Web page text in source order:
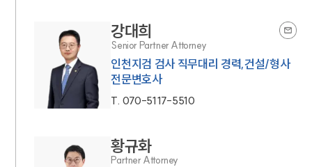
강대희
Senior Partner Attorney
인천지검 검사 직무대리 경력,건설/형사
전문변호사
T. 070-5117-5510
황규화
Partner Attorney